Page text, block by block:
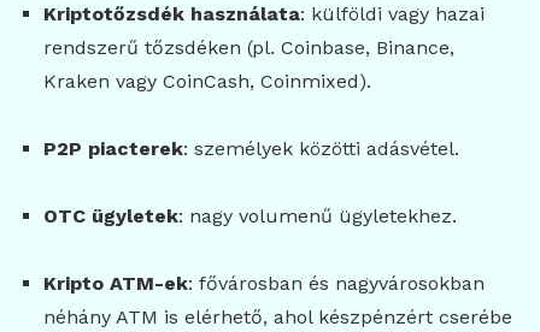
Kriptotőzsdék használata: külföldi vagy hazai
rendszerű tőzsdéken (pl. Coinbase, Binance,
Kraken vagy CoinCash, Coinmixed).
P2P piacterek: személyek közötti adásvétel.
OTC ügyletek: nagy volumenű ügyletekhez.
Kripto ATM-ek: fővárosban és nagyvárosokban
néhány ATM is elérhető, ahol készpénzért cserébe